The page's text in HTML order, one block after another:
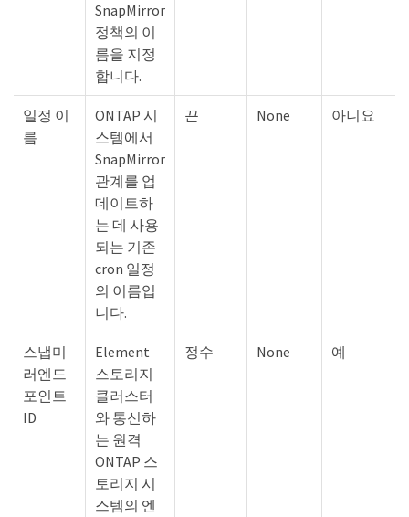
SnapMirror
정책의 이
름을 지정
합니다.
일정 이
름
ONTAP 시
스템에서
SnapMirror
관계를 업
데이트하
는 데 사용
되는 기존
cron 일정
의 이름입
니다.
끈 None 아니요
스냅미
러엔드
포인트
ID
Element
스토리지
클러스터
와 통신하
는 원격
ONTAP 스
토리지 시
스템의 엔
정수 None 예